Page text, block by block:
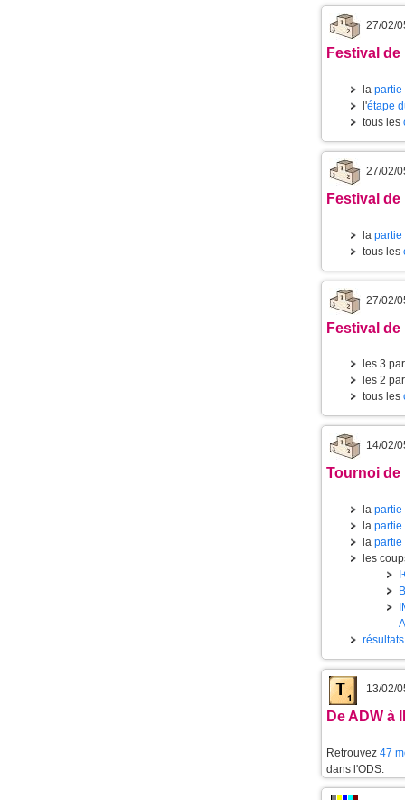
27/02/
Festival de
la partie
l'étape
tous les
27/02/
Festival de
la partie
tous les
27/02/
Festival
les 3
les 2
tous les
14/02/
Tournoi de
la partie
la partie
la partie
les
13/02/
De ADW à
Retrouvez 47
dans l'ODS.